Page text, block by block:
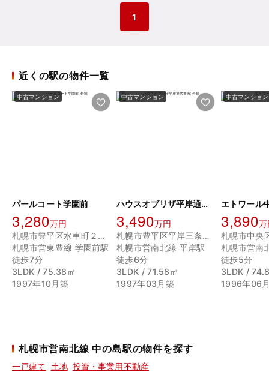
1
近くの駅の物件一覧
中古マンション
パールコート学園前
3,280万円
札幌市豊平区水車町２丁目
札幌市営東豊線 学園前駅
徒歩7分
3LDK / 75.38㎡
1997年10月築
中古マンション
ハウスオブリザ平岸通弐番舘
3,490万円
札幌市豊平区平岸三条１０丁目
札幌市営南北線 平岸駅
徒歩6分
3LDK / 71.58㎡
1997年03月築
中古マンション
エトワール
3,890万
札幌市営南
徒歩5分
3LDK /
1996年06
札幌市営南北線 中の島駅の物件を探す
一戸建て 土地 投資・事業用不動産